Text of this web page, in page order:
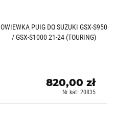
OWIEWKA PUIG DO SUZUKI GSX-S950
/ GSX-S1000 21-24 (TOURING)
820,00 zł
Nr kat: 20835